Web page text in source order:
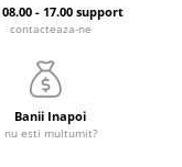
08.00 - 17.00 support
contacteaza-ne
Banii Inapoi
nu esti multumit?